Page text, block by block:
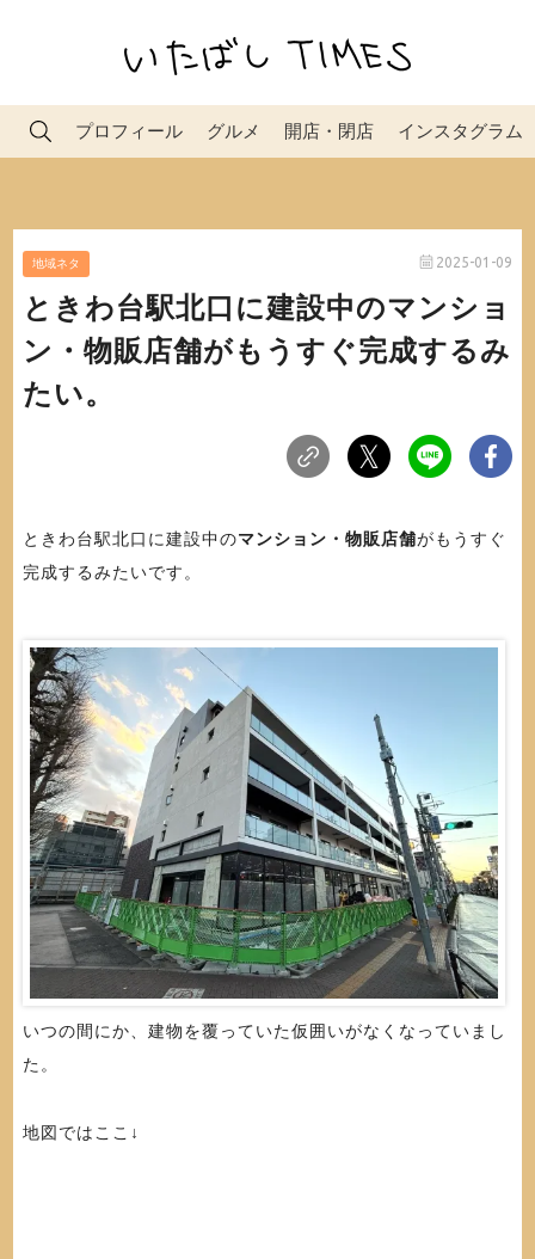
プロフィール グルメ 開店・閉店 インスタグラム
地域ネタ 2025-01-09
ときわ台駅北口に建設中のマンショ
ン・物販店舗がもうすぐ完成するみ
たい。
ときわ台駅北口に建設中のマンション・物販店舗がもうすぐ
完成するみたいです。
いつの間にか、建物を覆っていた仮囲いがなくなっていまし
た。
地図ではここ↓